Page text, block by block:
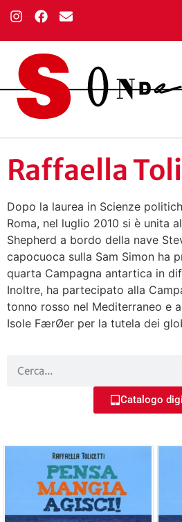
Raffaella
Dopo la laurea in Scienze
Roma, nel luglio 2010 si è unita
Shepherd a bordo della nave
capocuoca sulla Sam Simon ha
quarta Campagna antartica in
Inoltre, ha partecipato alla
tonno rosso nel Mediterraneo e
Isole FærØer per la tutela dei
Catalogo